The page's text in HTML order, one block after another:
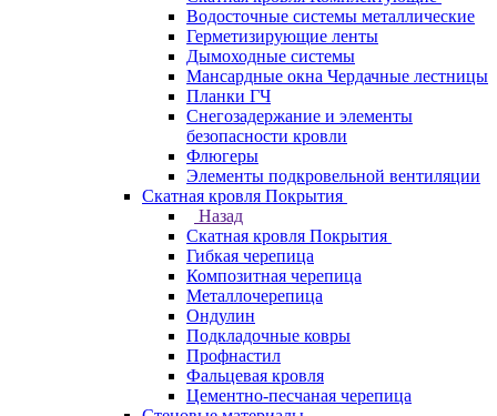
Водосточные системы металлические
Герметизирующие ленты
Дымоходные системы
Мансардные окна Чердачные лестницы
Планки ГЧ
Снегозадержание и элементы
безопасности кровли
Флюгеры
Элементы подкровельной вентиляции
Скатная кровля Покрытия
Назад
Скатная кровля Покрытия
Гибкая черепица
Композитная черепица
Металлочерепица
Ондулин
Подкладочные ковры
Профнастил
Фальцевая кровля
Цементно-песчаная черепица